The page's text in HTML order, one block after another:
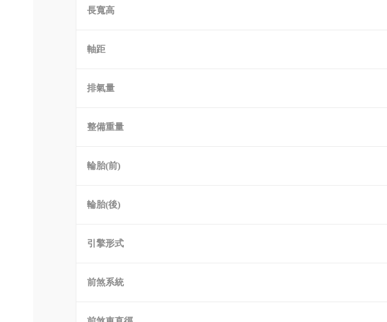
長寬高
軸距
排氣量
整備重量
輪胎(前)
輪胎(後)
引擎形式
前煞系統